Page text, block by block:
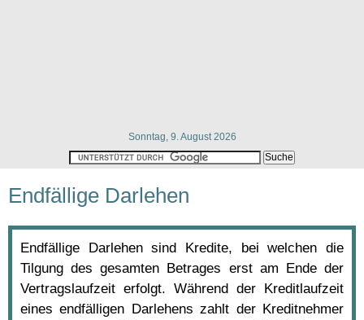
Sonntag, 9. August 2026
Endfällige Darlehen
Endfällige Darlehen sind Kredite, bei welchen die
Tilgung des gesamten Betrages erst am Ende der
Vertragslaufzeit erfolgt. Während der Kreditlaufzeit
eines endfälligen Darlehens zahlt der Kreditnehmer